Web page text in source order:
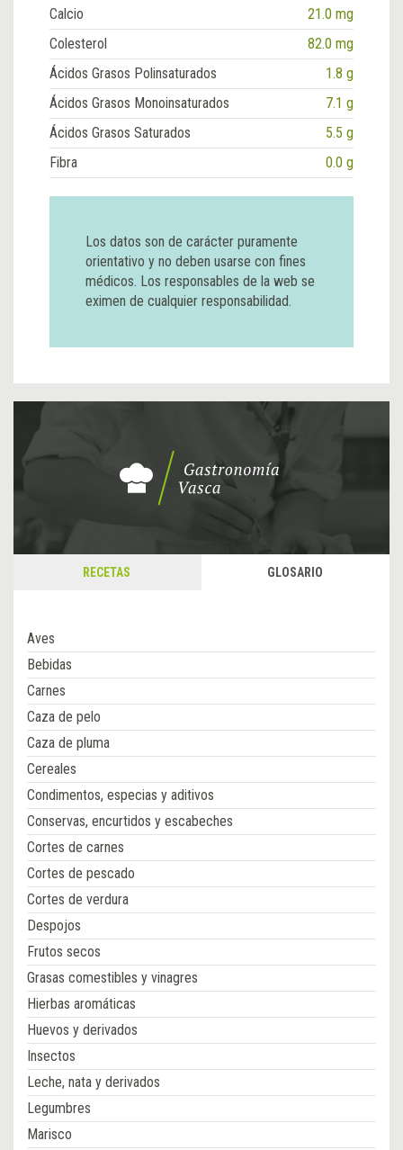
Calcio
21.0 mg
Colesterol
82.0 mg
Ácidos Grasos Polinsaturados
1.8 g
Ácidos Grasos Monoinsaturados
7.1 g
Ácidos Grasos Saturados
5.5 g
Fibra
0.0 g
Los datos son de carácter puramente
orientativo y no deben usarse con fines
médicos. Los responsables de la web se
eximen de cualquier responsabilidad.
RECETAS GLOSARIO
Aves
Bebidas
Carnes
Caza de pelo
Caza de pluma
Cereales
Condimentos, especias y aditivos
Conservas, encurtidos y escabeches
Cortes de carnes
Cortes de pescado
Cortes de verdura
Despojos
Frutos secos
Grasas comestibles y vinagres
Hierbas aromáticas
Huevos y derivados
Insectos
Leche, nata y derivados
Legumbres
Marisco